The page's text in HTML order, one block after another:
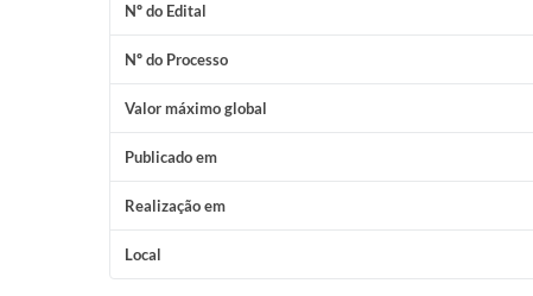
Nº do Edital
Nº do Processo
Valor máximo global
Publicado em
Realização em
Local